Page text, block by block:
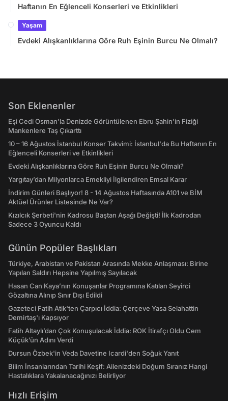
Haftanın En Eğlenceli Konserleri ve Etkinlikleri
Yaşam
Evdeki Alışkanlıklarına Göre Ruh Eşinin Burcu Ne Olmalı?
Son Eklenenler
Eşi Cedi Osman'la Denizde Görüntülenen Ebru Şahin'in Fiziği
Mankenlere Taş Çıkarttı
10 – 16 Ağustos İstanbul Konser Takvimi: İstanbul'da Bu Haftanın En
Eğlenceli Konserleri ve Etkinlikleri
Evdeki Alışkanlıklarına Göre Ruh Eşinin Burcu Ne Olmalı?
Yargıtay’dan Milyonlarca Emekliyi İlgilendiren Emsal Karar
İndirim Günleri Başlıyor! 8 - 14 Ağustos Haftasında A101 ve BİM
Aktüel Ürünler Listesinde Ne Var?
Kızılcık Şerbeti'nin Kadrosu Baştan Aşağı Değişti! İlk Kadrodan
Sadece 3 Oyuncu Kaldı
Günün Popüler Başlıkları
Türkiye, Arabistan ve Pakistan Arasında Mekke Anlaşması: Birine
Yapılan Saldırı Hepsine Yapılmış Sayılacak
Hasan Can Kaya’nın Konuşanlar Programına Katılan Seyirci
Gözaltına Alınıp Sınır Dışı Edildi
Gazeteci Fatih Atik'ten Çarpıcı İddia: Çerçeve Yasa Selahattin
Demirtaş'ı Kapsıyor
Fatih Altaylı’dan Çok Konuşulacak İddia: ROK İtirafçı Oldu Cem
Küçük’ün Adını Verdi
Dursun Özbek'in Veda Davetine Icardi'den Soğuk Yanıt
Bilim İnsanlarından Tarihi Keşif: Ailenizdeki Doğum Sıranız Hangi
Hastalıklara Yakalanacağınızı Belirliyor
Hızlı Erişim